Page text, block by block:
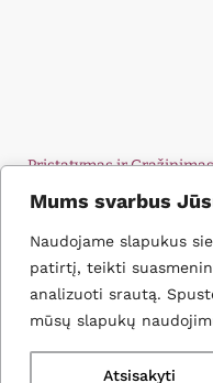
Mums svarbus
Naudojame slapukus
patirtį, teikti
analizuoti srautą.
mūsų slapukų
Atsisakyti
Pristatymas ir Grąžinimas
Privatumo politika
© 2026